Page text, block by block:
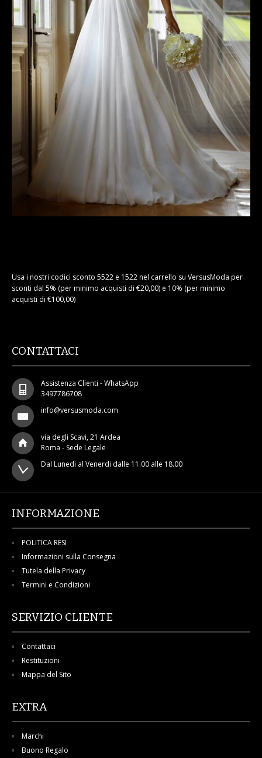
Usa i nostri codici sconto 5522 e 1522 nel carrello su VersusModa per
sconti dal 5% (per minimo acquisti di €20,00) e 10% (per minimo
acquisti di €100,00)
CONTATTACI
Assistenza Clienti - WhatsApp
3497786708
info@versusmoda.com
via degli Scavi, 21 Ardea
Roma - Sede Legale
Dal Lunedi al Venerdi dalle 11.00 alle 18.00
INFORMAZIONE
POLITICA RESI
Informazioni sulla Consegna
Tutela della Privacy
Termini e Condizioni
SERVIZIO CLIENTE
Contattaci
Restituzioni
Mappa del Sito
EXTRA
Marchi
Buono Regalo